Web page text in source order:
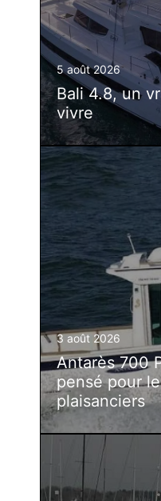
5 août 2026
Bali 4.8, un
vivre
3 août 2026
Antarès 700
pensé pour
plaisanciers